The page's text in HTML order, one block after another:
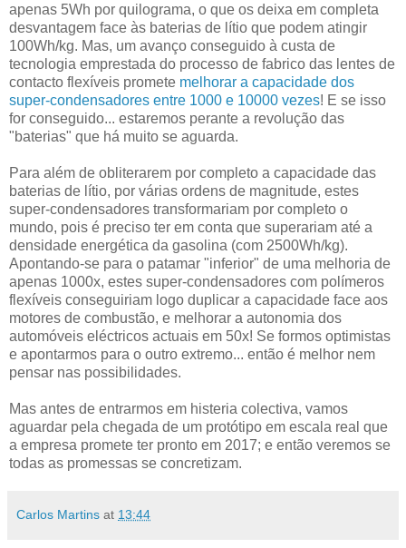
apenas 5Wh por quilograma, o que os deixa em completa
desvantagem face às baterias de lítio que podem atingir
100Wh/kg. Mas, um avanço conseguido à custa de
tecnologia emprestada do processo de fabrico das lentes de
contacto flexíveis promete melhorar a capacidade dos
super-condensadores entre 1000 e 10000 vezes! E se isso
for conseguido... estaremos perante a revolução das
"baterias" que há muito se aguarda.
Para além de obliterarem por completo a capacidade das
baterias de lítio, por várias ordens de magnitude, estes
super-condensadores transformariam por completo o
mundo, pois é preciso ter em conta que superariam até a
densidade energética da gasolina (com 2500Wh/kg).
Apontando-se para o patamar "inferior" de uma melhoria de
apenas 1000x, estes super-condensadores com polímeros
flexíveis conseguiriam logo duplicar a capacidade face aos
motores de combustão, e melhorar a autonomia dos
automóveis eléctricos actuais em 50x! Se formos optimistas
e apontarmos para o outro extremo... então é melhor nem
pensar nas possibilidades.
Mas antes de entrarmos em histeria colectiva, vamos
aguardar pela chegada de um protótipo em escala real que
a empresa promete ter pronto em 2017; e então veremos se
todas as promessas se concretizam.
Carlos Martins at 13:44